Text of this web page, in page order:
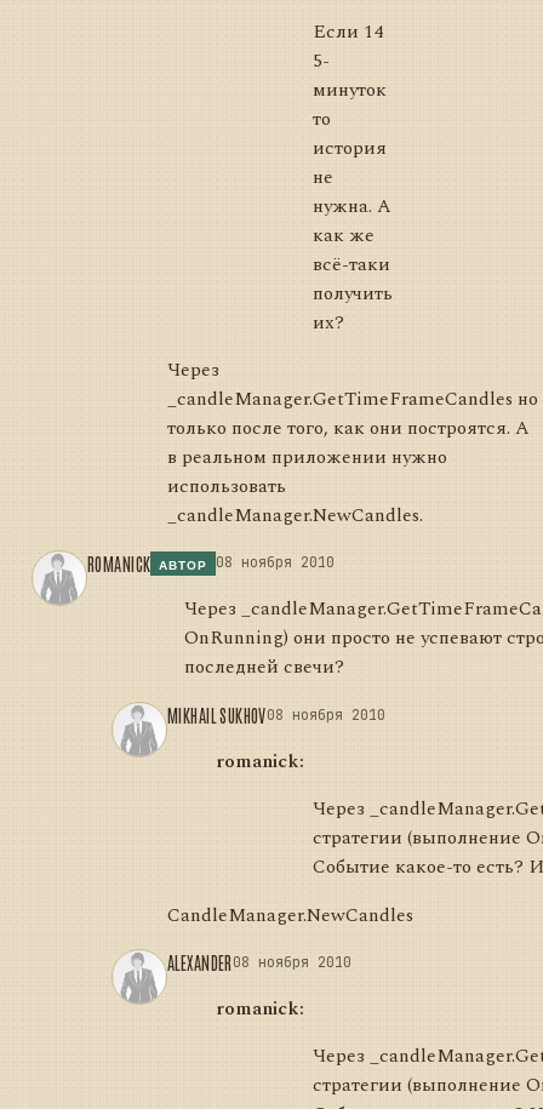
Если 14
5-
минуток
то
история
не
нужна. А
как же
всё-таки
получить
их?
Через
_candleManager.GetTimeFrameCandles но
только после того, как они построятся. А
в реальном приложении нужно
использовать
_candleManager.NewCandles.
ROMANICK АВТОР 08 ноября 2010
Через
OnRunning) они просто не успевают
последней свечи?
MIKHAIL SUKHOV08 ноября 2010
romanick:
Через
стратегии (выполнение
Событие какое-то есть?
CandleManager.NewCandles
ALEXANDER08 ноября 2010
romanick:
Через
стратегии (выполнение